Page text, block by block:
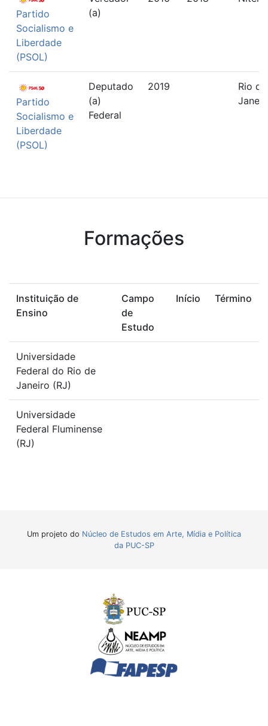
Partido
Socialismo e
Liberdade
(PSOL)
(a)
Partido
Socialismo e
Liberdade
(PSOL)
Deputado
(a)
Federal
2019
Rio de
Formações
Instituição de
Ensino
Campo
de
Estudo
Início Término
Universidade
Federal do Rio de
Janeiro (RJ)
Universidade
Federal Fluminense
(RJ)
Um projeto do Núcleo de Estudos em Arte, Mídia e Política
da PUC-SP